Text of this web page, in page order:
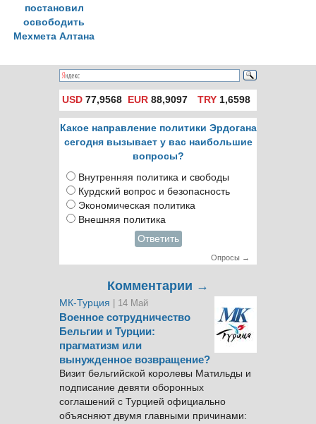
постановил
освободить
Мехмета Алтана
USD 77,9568 EUR 88,9097 TRY1,6598
Какое направление политики Эрдогана
сегодня вызывает у вас наибольшие
вопросы?
Внутренняя политика и свободы
Курдский вопрос и безопасность
Экономическая политика
Внешняя политика
Ответить
Опросы →
Комментарии →
МК-Турция | 14 Май
Военное сотрудничество
Бельгии и Турции:
прагматизм или
вынужденное возвращение?
Визит бельгийской королевы Матильды и
подписание девяти оборонных
соглашений с Турцией официально
объясняют двумя главными причинами: